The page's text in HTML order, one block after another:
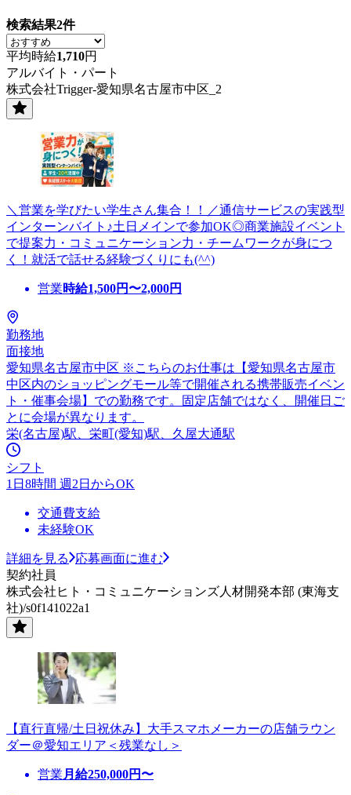
検索結果2件
平均時給1,710円
アルバイト・パート
株式会社Trigger-愛知県名古屋市中区_2
＼営業を学びたい学生さん集合！！／通信サービスの実践型
インターンバイト♪土日メインで参加OK◎商業施設イベント
で提案力・コミュニケーション力・チームワークが身につ
く！就活で話せる経験づくりにも(^^)
営業時給1,500円〜2,000円
勤務地
面接地
愛知県名古屋市中区 ※こちらのお仕事は【愛知県名古屋市
中区内のショッピングモール等で開催される携帯販売イベン
ト・催事会場】での勤務です。固定店舗ではなく、開催日ご
とに会場が異なります。
栄(名古屋)駅、栄町(愛知)駅、久屋大通駅
シフト
1日8時間 週2日からOK
交通費支給
未経験OK
詳細を見る
応募画面に進む
契約社員
株式会社ヒト・コミュニケーションズ人材開発本部 (東海支
社)/s0f141022a1
【直行直帰/土日祝休み】大手スマホメーカーの店舗ラウン
ダー＠愛知エリア＜残業なし＞
営業 月給250,000円〜